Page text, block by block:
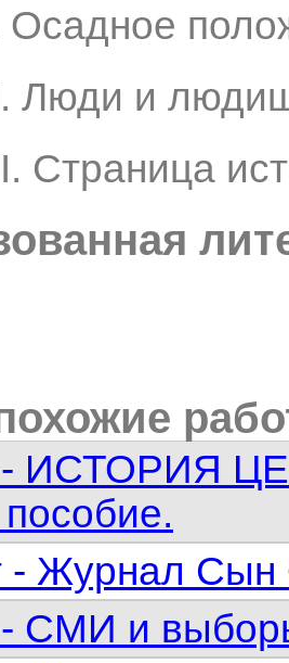
Осадное
Люди и
Страница
- ИСТОРИЯ
- Журнал Сын
- СМИ и